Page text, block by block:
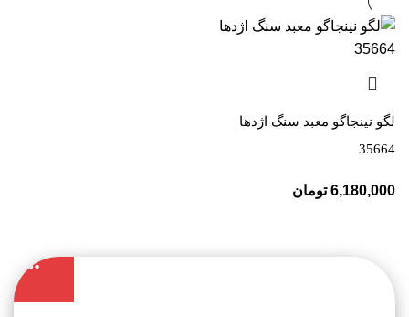
لگو نینجاگو معبد سنگ اژدها
35664
6,180,000 تومان